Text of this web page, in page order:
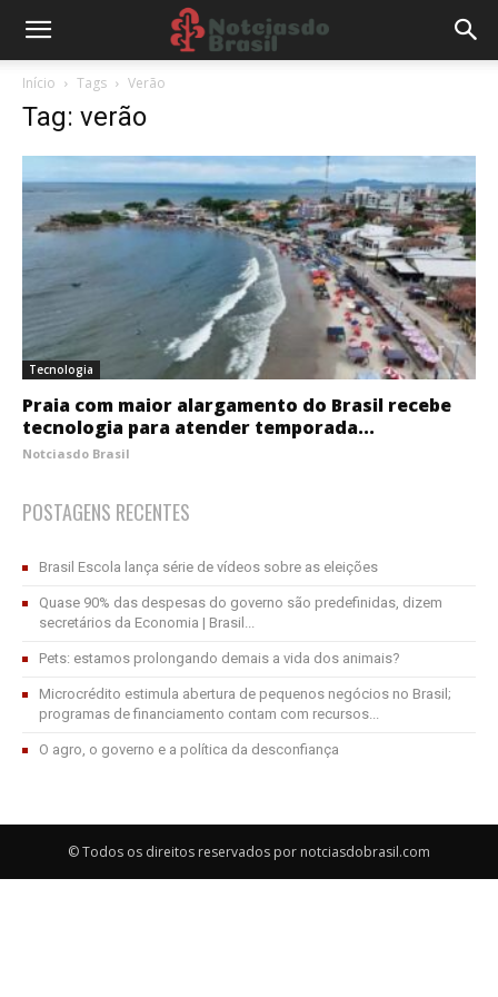
Início Tags Verão
Tag: verão
Tecnologia
Praia com maior alargamento do Brasil recebe
tecnologia para atender temporada...
Notciasdo Brasil
POSTAGENS RECENTES
Brasil Escola lança série de vídeos sobre as eleições
Quase 90% das despesas do governo são predefinidas, dizem
secretários da Economia | Brasil...
Pets: estamos prolongando demais a vida dos animais?
Microcrédito estimula abertura de pequenos negócios no Brasil;
programas de financiamento contam com recursos...
O agro, o governo e a política da desconfiança
© Todos os direitos reservados por notciasdobrasil.com